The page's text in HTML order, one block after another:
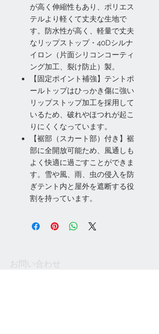
が高く伸縮性もあり、ポリエス
テルより軽くて丈夫な生地で
す。防水性が高く、軽量で丈夫
なリップストップ・40Dシルナ
イロン（片面シリコンコーティ
ング加工、裂け防止）製。
【固定ポイント補強】テントポ
ールトップはひっかき傷に強い
リップストップ加工を採用して
いるため、破れやほつれが起こ
りにくくなっています。
【裾部（スカート部）付き】裾
部に全開放可能ため、風通しも
よく快適に過ごすことができま
す。雪や風、雨、虫の侵入を防
ぎテント内と屋外を遮断する役
割を持っています。
お問い合わせ